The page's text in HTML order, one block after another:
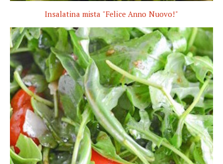
Insalatina mista "Felice Anno Nuovo!"